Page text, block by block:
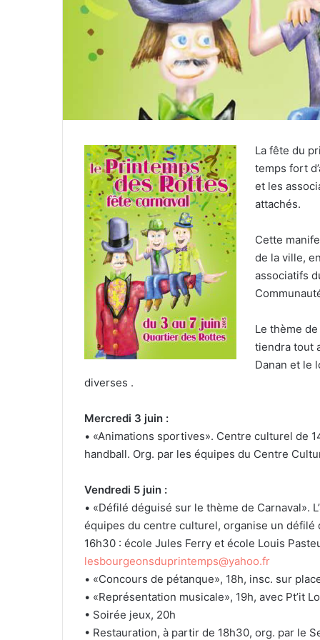
r
r
i
e
l
La fête du
temps fort
et les
attachés.
Cette
de la ville,
associatifs
Le thème
tiendra tout
Danan et le
diverses .
Mercredi 3 juin :
• «Animations sportives». Centre culturel de
handball. Org. par les équipes du Centre
Vendredi 5 juin :
• «Défilé déguisé sur le thème de Carnaval».
équipes du centre culturel, organise un défilé
16h30 : école Jules Ferry et école Louis
lesbourgeonsduprintemps@yahoo.fr
• «Concours de pétanque», 18h, insc. sur
• «Représentation musicale», 19h, avec Pt’it
• Soirée jeux, 20h
• Restauration, à partir de 18h30, org. par le